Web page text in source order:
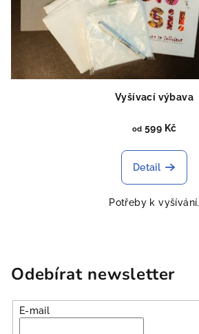
Vyšívací výbava
od 599 Kč
Detail
Potřeby k vyšívání.
Odebírat newsletter
E-mail